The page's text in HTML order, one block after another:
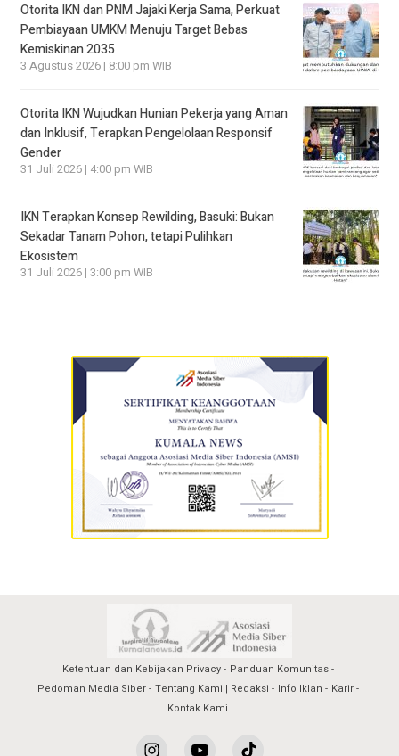
Otorita IKN dan PNM Jajaki Kerja Sama, Perkuat
Pembiayaan UMKM Menuju Target Bebas
Kemiskinan 2035
3 Agustus 2026 | 8:00 pm WIB
Otorita IKN Wujudkan Hunian Pekerja yang Aman
dan Inklusif, Terapkan Pengelolaan Responsif
Gender
31 Juli 2026 | 4:00 pm WIB
IKN Terapkan Konsep Rewilding, Basuki: Bukan
Sekadar Tanam Pohon, tetapi Pulihkan
Ekosistem
31 Juli 2026 | 3:00 pm WIB
Ketentuan dan Kebijakan Privacy
Panduan Komunitas
Pedoman Media Siber
Tentang Kami | Redaksi Info Iklan
Karir
Kontak Kami